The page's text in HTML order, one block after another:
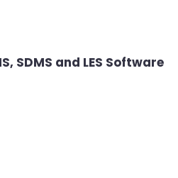
SDMS and LES Software